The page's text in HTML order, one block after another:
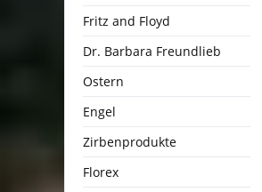
Fritz and Floyd
Dr. Barbara Freundlieb
Ostern
Engel
Zirbenprodukte
Florex